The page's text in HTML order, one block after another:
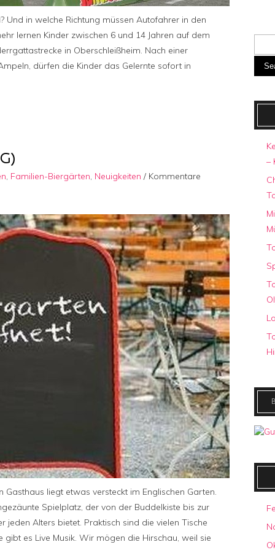
in welche Richtung müssen Autofahrer in den
lernen Kinder zwischen 6 und 14 Jahren auf dem
in Oberschleißheim. Nach einer
dürfen die Kinder das Gelernte sofort in
, Familien-Biergärten, Neuigkeiten / Kommentare
liegt etwas versteckt im Englischen Garten.
Spielplatz, der von der Buddelkiste bis zur
jeden Alters bietet. Praktisch sind die vielen Tische
es Live Musik. Wir mögen die Hirschau, weil sie
–